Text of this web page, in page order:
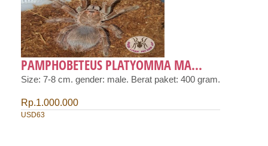
PAMPHOBETEUS PLATYOMMA MA...
Size: 7-8 cm. gender: male. Berat paket: 400 gram.
Rp.1.000.000
USD63